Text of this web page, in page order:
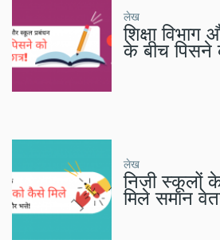
लेख
शिक्षा
के बीच पिसने
लेख
निजी स्कूलों
मिले समान